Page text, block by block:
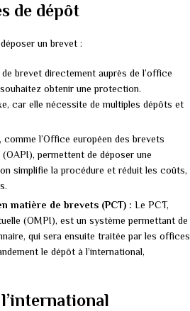
de dépôt
un brevet :
brevet directement auprès de l’office
obtenir une protection.
car elle nécessite de multiples dépôts et
l’Office européen des brevets
permettent de déposer une
simplifie la procédure et réduit les coûts,
matière de brevets (PCT) : Le PCT,
(OMPI), est un système permettant de
qui sera ensuite traitée par les offices
le dépôt à l’international,